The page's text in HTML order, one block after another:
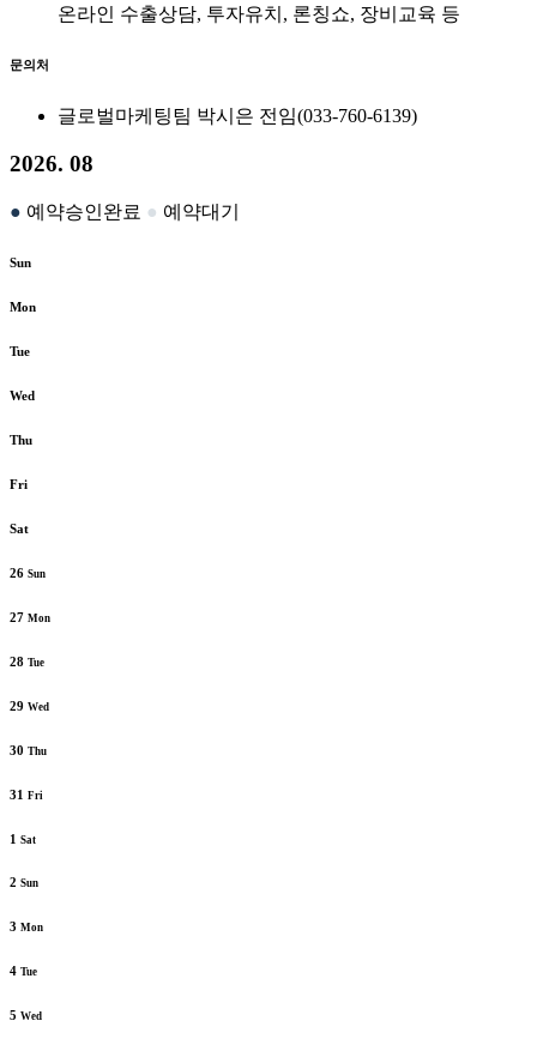
온라인 수출상담, 투자유치, 론칭쇼, 장비교육 등
문의처
글로벌마케팅팀 박시은 전임(033-760-6139)
2026. 08
● 예약승인완료 ● 예약대기
Sun
Mon
Tue
Wed
Thu
Fri
Sat
26 Sun
27 Mon
28 Tue
29 Wed
30 Thu
31 Fri
1 Sat
2 Sun
3 Mon
4 Tue
5 Wed